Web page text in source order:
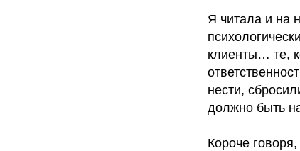
Я читала и на
клиенты… те,
нести,
должно быть
Короче